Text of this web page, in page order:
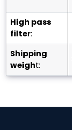
high pass
filter:
shipping
weight: